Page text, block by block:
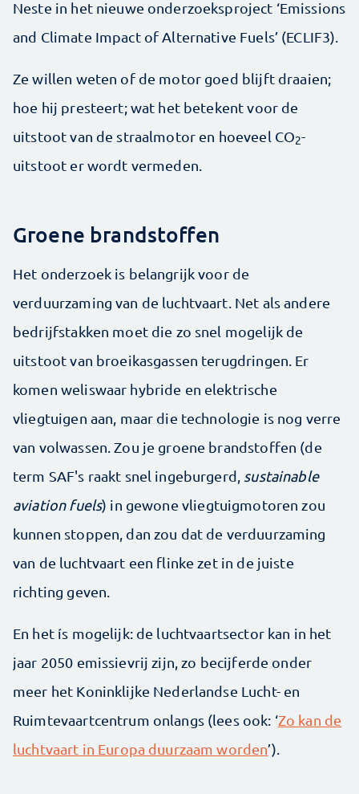
Neste in het nieuwe onderzoeksproject ‘Emissions
and Climate Impact of Alternative Fuels’ (ECLIF3).
Ze willen weten of de motor goed blijft draaien;
hoe hij presteert; wat het betekent voor de
uitstoot van de straalmotor en hoeveel CO2-
uitstoot er wordt vermeden.
Groene brandstoffen
Het onderzoek is belangrijk voor de
verduurzaming van de luchtvaart. Net als andere
bedrijfstakken moet die zo snel mogelijk de
uitstoot van broeikasgassen terugdringen. Er
komen weliswaar hybride en elektrische
vliegtuigen aan, maar die technologie is nog verre
van volwassen. Zou je groene brandstoffen (de
term SAF's raakt snel ingeburgerd, sustainable
aviation fuels) in gewone vliegtuigmotoren zou
kunnen stoppen, dan zou dat de verduurzaming
van de luchtvaart een flinke zet in de juiste
richting geven.
En het ís mogelijk: de luchtvaartsector kan in het
jaar 2050 emissievrij zijn, zo becijferde onder
meer het Koninklijke Nederlandse Lucht- en
Ruimtevaartcentrum onlangs (lees ook: ‘Zo kan de
luchtvaart in Europa duurzaam worden’).